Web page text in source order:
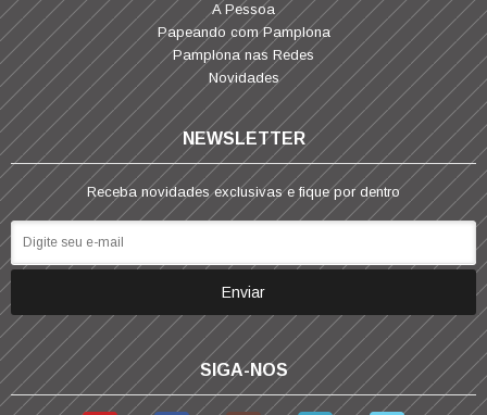
A Pessoa
Papeando com Pamplona
Pamplona nas Redes
Novidades
NEWSLETTER
Receba novidades exclusivas e fique por dentro
SIGA-NOS